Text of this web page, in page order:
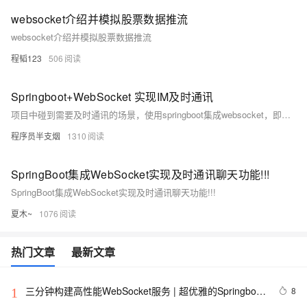
websocket介绍并模拟股票数据推流
websocket介绍并模拟股票数据推流
程韬123 506
Springboot+WebSocket 实现IM及时通讯
项目中碰到需要及时通讯的场景，使用springboot集成websocket，即可实现简单的及时通讯。本文介绍springboot如何集成websocket、IM及时通讯需要哪些模块、开发和部署过程中遇到的问题、以及实现小型IM及时通讯的代码。
程序员半支烟 1310
SpringBoot集成WebSocket实现及时通讯聊天功能!!!
SpringBoot集成WebSocket实现及时通讯聊天功能!!!
夏木~ 1076
热门文章 最新文章
1
三分钟构建高性能WebSocket服务 | 超优雅的Springboot
8